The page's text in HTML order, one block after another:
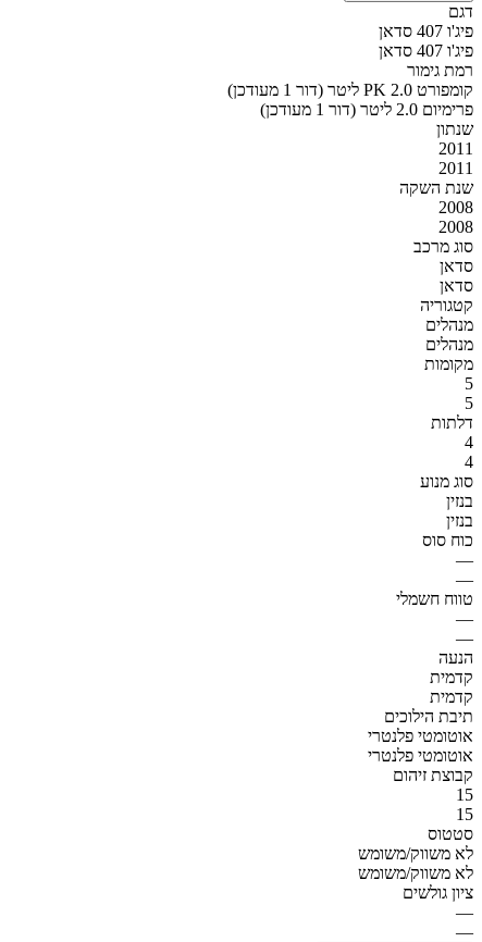
דגם
פיג'ו 407 סדאן
פיג'ו 407 סדאן
רמת גימור
קומפורט PK 2.0 ליטר (דור 1 מעודכן)
פרימיום 2.0 ליטר (דור 1 מעודכן)
שנתון
2011
2011
שנת השקה
2008
2008
סוג מרכב
סדאן
סדאן
קטגוריה
מנהלים
מנהלים
מקומות
5
5
דלתות
4
4
סוג מנוע
בנזין
בנזין
כוח סוס
—
—
טווח חשמלי
—
—
הנעה
קדמית
קדמית
תיבת הילוכים
אוטומטי פלנטרי
אוטומטי פלנטרי
קבוצת זיהום
15
15
סטטוס
לא משווק/משומש
לא משווק/משומש
ציון גולשים
—
—